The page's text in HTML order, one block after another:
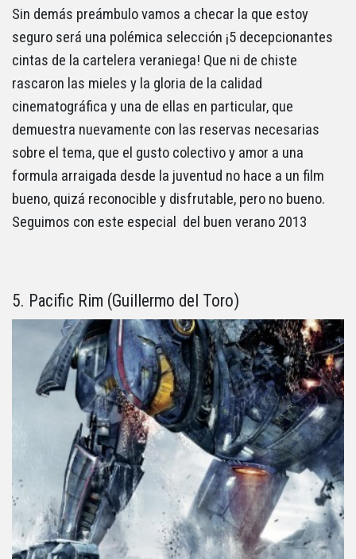
Sin demás preámbulo vamos a checar la que estoy
seguro será una polémica selección ¡5 decepcionantes
cintas de la cartelera veraniega! Que ni de chiste
rascaron las mieles y la gloria de la calidad
cinematográfica y una de ellas en particular, que
demuestra nuevamente con las reservas necesarias
sobre el tema, que el gusto colectivo y amor a una
formula arraigada desde la juventud no hace a un film
bueno, quizá reconocible y disfrutable, pero no bueno.
Seguimos con este especial del buen verano 2013
5. Pacific Rim (Guillermo del Toro)